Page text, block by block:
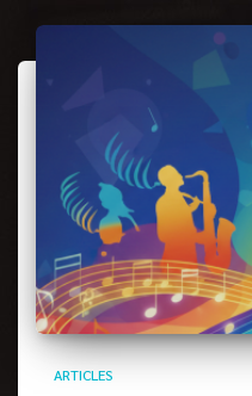
ARTICLES